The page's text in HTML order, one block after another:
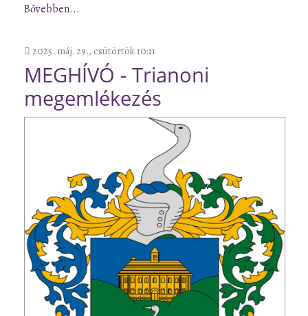
Bővebben...
2025. máj. 29., csütörtök 10:11
MEGHÍVÓ - Trianoni
megemlékezés